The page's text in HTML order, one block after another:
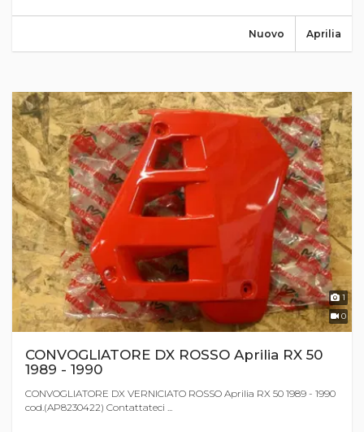
Aprilia
Nuovo
1
0
CONVOGLIATORE DX ROSSO Aprilia RX 50
1989 - 1990
CONVOGLIATORE DX VERNICIATO ROSSO Aprilia RX 50 1989 - 1990
cod.(AP8230422) Contattateci ...